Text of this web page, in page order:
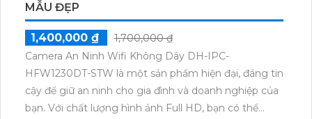
MẪU ĐẸP
1,400,000 ₫
1,700,000 ₫
Camera An Ninh Wifi Không Dây DH-IPC-
HFW1230DT-STW là một sản phẩm hiện đại, đáng tin
cậy để giữ an ninh cho gia đình và doanh nghiệp của
bạn. Với chất lượng hình ảnh Full HD, bạn có thể